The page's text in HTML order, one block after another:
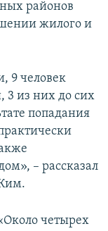
районов
жилого и
9 человек
3 из них до сих
попадания
– рассказал
четырех